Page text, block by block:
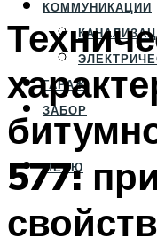
КОММУНИКАЦИИ
ГАРАЖ
ЗАБОР
МЕНЮ
577: